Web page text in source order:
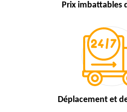
Prix imbattables
Déplacement et